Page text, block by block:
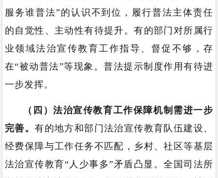
服务谁普法”的认识不到位，履行普法主体责任
的自觉性、主动性有待提升。有的部门对所属行
业领域法治宣传教育工作指导、督促不够，存
在“被动普法”等现象。普法提示制度作用有待进
一步发挥。
（四）法治宣传教育工作保障机制需进一步
完善。有的地方和部门法治宣传教育队伍建设、
经费保障与工作任务不匹配，乡村、社区等基层
法治宣传教育“人少事多”矛盾凸显。全国司法所